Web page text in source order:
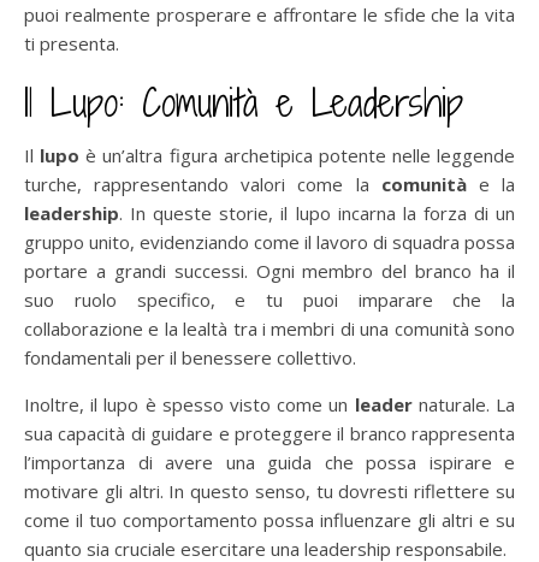
puoi realmente prosperare e affrontare le sfide che la vita
ti presenta.
Il Lupo: Comunità e Leadership
Il lupo è un’altra figura archetipica potente nelle leggende
turche, rappresentando valori come la comunitàe la
leadership. In queste storie, il lupo incarna la forza di un
gruppo unito, evidenziando come il lavoro di squadra possa
portare a grandi successi. Ogni membro del branco ha il
suo ruolo specifico, e tu puoi imparare che la
collaborazione e la lealtà tra i membri di una comunità sono
fondamentali per il benessere collettivo.
Inoltre, il lupo è spesso visto come un leadernaturale. La
sua capacità di guidare e proteggere il branco rappresenta
l’importanza di avere una guida che possa ispirare e
motivare gli altri. In questo senso, tu dovresti riflettere su
come il tuo comportamento possa influenzare gli altri e su
quanto sia cruciale esercitare una leadership responsabile.